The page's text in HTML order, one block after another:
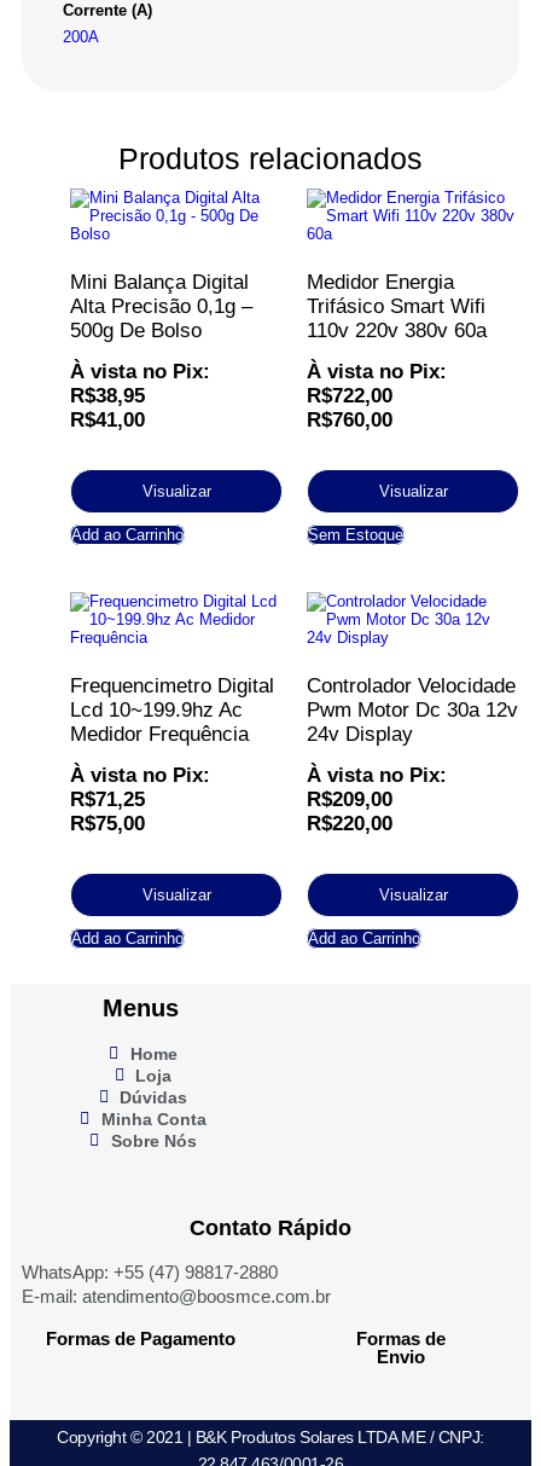
Corrente (A)
200A
Produtos relacionados
Mini Balança Digital
Alta Precisão 0,1g –
500g De Bolso
À vista no Pix:
R$38,95
R$41,00
Visualizar
Add ao Carrinho
Medidor Energia
Trifásico Smart Wifi
110v 220v 380v 60a
À vista no Pix:
R$722,00
R$760,00
Visualizar
Sem Estoque
Frequencimetro Digital
Lcd 10~199.9hz Ac
Medidor Frequência
À vista no Pix:
R$71,25
R$75,00
Visualizar
Add ao Carrinho
Controlador Velocidade
Pwm Motor Dc 30a 12v
24v Display
À vista no Pix:
R$209,00
R$220,00
Visualizar
Add ao Carrinho
Menus
Home
Loja
Dúvidas
Minha Conta
Sobre Nós
Contato Rápido
WhatsApp: +55 (47) 98817-2880
E-mail: atendimento@boosmce.com.br
Formas de Pagamento
Formas de
Envio
Copyright © 2021 | B&K Produtos Solares LTDA ME / CNPJ: